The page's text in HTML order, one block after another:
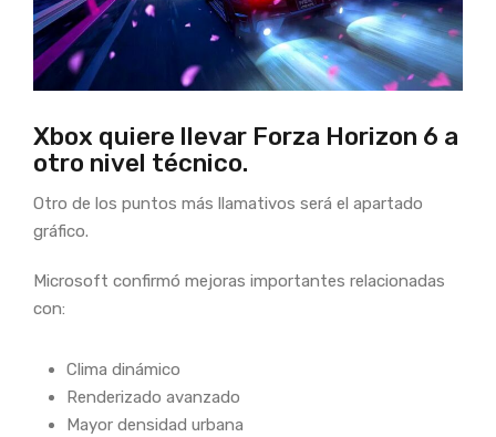
Xbox quiere llevar Forza Horizon 6 a
otro nivel técnico.
Otro de los puntos más llamativos será el apartado
gráfico.
Microsoft confirmó mejoras importantes relacionadas
con:
Clima dinámico
Renderizado avanzado
Mayor densidad urbana